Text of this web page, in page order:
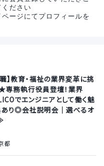
ださい
ージにてプロフィールを
】教育・福祉の業界変革に挑
専務執行役員登壇！業界
でエンジニアとして働く魅
り◎会社説明会｜選べるオ
都